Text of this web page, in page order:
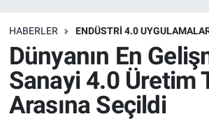
HABERLER ENDÜSTRI 4.0
Dünyanın En
Sanayi 4.0 Üretim
Arasına Seçildi
Depolama Çözümleri
İnşaat ve Malzeme
HaberOrtak